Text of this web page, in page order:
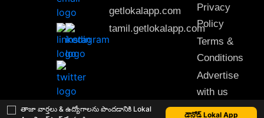
తాజా వార్తలు & ఉద్యోగాలను పొందడానికి Lokal
డౌన్లోడ్ Lokal App
getlokalapp.com
tamil.getlokalapp.com
Privacy
Policy
Terms &
Conditions
Advertise
with us
Sitemap